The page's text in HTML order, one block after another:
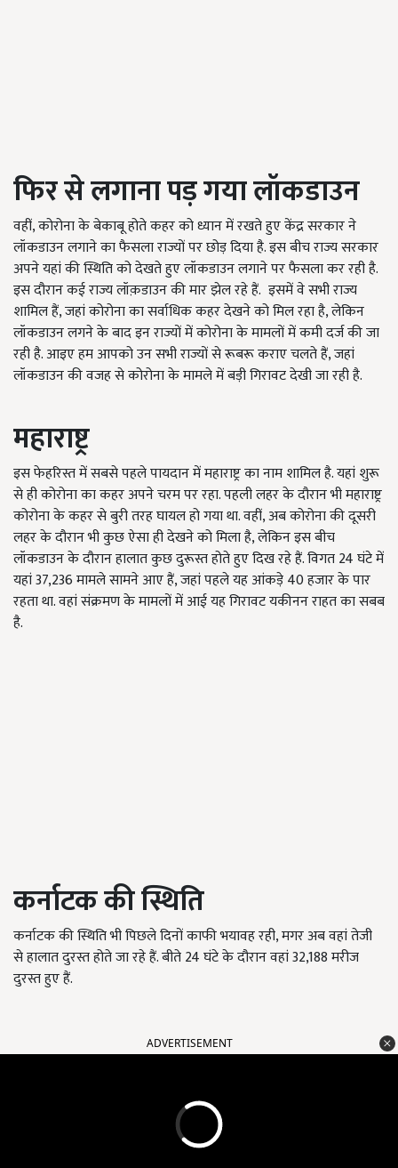
फिर से लगाना पड़ गया लॉकडाउन
वहीं, कोरोना के बेकाबू होते कहर को ध्यान में रखते हुए केंद्र सरकार ने
लॉकडाउन लगाने का फैसला राज्यों पर छोड़ दिया है. इस बीच राज्य सरकार
अपने यहां की स्थिति को देखते हुए लॉकडाउन लगाने पर फैसला कर रही है.
इस दौरान कई राज्य लॉक़डाउन की मार झेल रहे हैं. इसमें वे सभी राज्य
शामिल हैं, जहां कोरोना का सर्वाधिक कहर देखने को मिल रहा है, लेकिन
लॉकडाउन लगने के बाद इन राज्यों में कोरोना के मामलों में कमी दर्ज की जा
रही है. आइए हम आपको उन सभी राज्यों से रूबरू कराए चलते हैं, जहां
लॉकडाउन की वजह से कोरोना के मामले में बड़ी गिरावट देखी जा रही है.
महाराष्ट्र
इस फेहरिस्त में सबसे पहले पायदान में महाराष्ट्र का नाम शामिल है. यहां शुरू
से ही कोरोना का कहर अपने चरम पर रहा. पहली लहर के दौरान भी महाराष्ट्र
कोरोना के कहर से बुरी तरह घायल हो गया था. वहीं, अब कोरोना की दूसरी
लहर के दौरान भी कुछ ऐसा ही देखने को मिला है, लेकिन इस बीच
लॉकडाउन के दौरान हालात कुछ दुरूस्त होते हुए दिख रहे हैं. विगत 24 घंटे में
यहां 37,236 मामले सामने आए हैं, जहां पहले यह आंकड़े 40 हजार के पार
रहता था. वहां संक्रमण के मामलों में आई यह गिरावट यकीनन राहत का सबब
है.
कर्नाटक की स्थिति
कर्नाटक की स्थिति भी पिछले दिनों काफी भयावह रही, मगर अब वहां तेजी
से हालात दुरस्त होते जा रहे हैं. बीते 24 घंटे के दौरान वहां 32,188 मरीज
दुरस्त हुए हैं.
ADVERTISEMENT